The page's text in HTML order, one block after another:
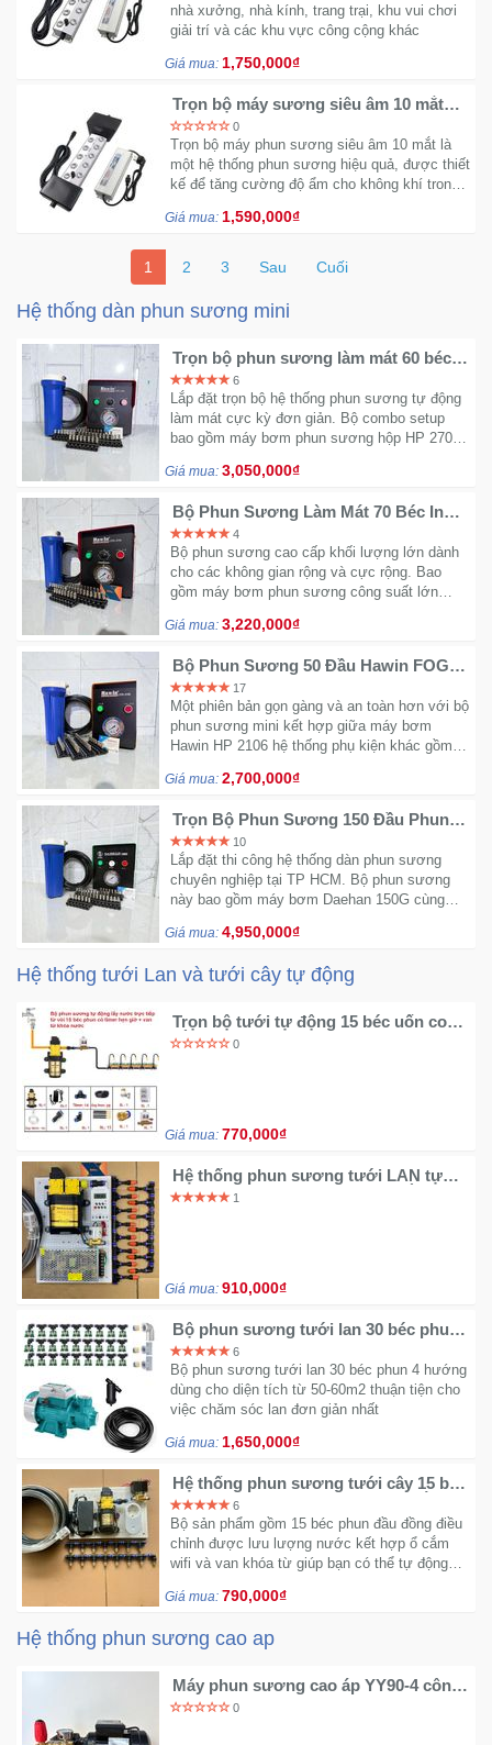
nhà xưởng, nhà kính, trang trại, khu vui chơi
giải trí và các khu vực công cộng khác
Giá mua: 1,750,000₫
Trọn bộ máy sương siêu âm 10 mắt
kèm nguồn và bộ phao
0
Trọn bộ máy phun sương siêu âm 10 mắt là
một hệ thống phun sương hiệu quả, được thiết
kế để tăng cường độ ẩm cho không khí trong
Giá mua: 1,590,000₫
1 2 3 Sau Cuối
Hệ thống dàn phun sương mini
Trọn bộ phun sương làm mát 60 béc
Hawin FOG 2703 - Béc inox chống rỉ
cao cấp
6
Lắp đặt trọn bộ hệ thống phun sương tự động
làm mát cực kỳ đơn giản. Bộ combo setup
bao gồm máy bơm phun sương hộp HP 2703
Giá mua: 3,050,000₫
Bộ Phun Sương Làm Mát 70 Béc Inox
Công Suất Lớn Chính Hãng Làm Mát
Hiệu Quả
4
Bộ phun sương cao cấp khối lượng lớn dành
cho các không gian rộng và cực rộng. Bao
gồm máy bơm phun sương công suất lớn
lọc rác.
Giá mua: 3,220,000₫
Bộ Phun Sương 50 Đầu Hawin FOG
2106 - Trọn Bộ Giá Tốt Làm Mát
Nhanh
17
Một phiên bản gọn gàng và an toàn hơn với bộ
phun sương mini kết hợp giữa máy bơm
Hawin HP 2106 hệ thống phụ kiện khác gồm
Giá mua: 2,700,000₫
Trọn Bộ Phun Sương 150 Đầu Phun
DH150 - Công Suất Lớn Làm Mát Diện
Rộng
10
Lắp đặt thi công hệ thống dàn phun sương
chuyên nghiệp tại TP HCM. Bộ phun sương
này bao gồm máy bơm Daehan 150G cùng
Giá mua: 4,950,000₫
Hệ thống tưới Lan và tưới cây tự động
Trọn bộ tưới tự động 15 béc uốn cong
0
Giá mua: 770,000₫
Hệ thống phun sương tưới LAN tự
động 20 béc 1 hướng nhựa - Bằng
1
Giá mua: 910,000₫
Bộ phun sương tưới lan 30 béc phun
4 hướng bơm 370w
6
Bộ phun sương tưới lan 30 béc phun 4 hướng
dùng cho diện tích từ 50-60m2 thuận tiện cho
việc chăm sóc lan đơn giản nhất
Giá mua: 1,650,000₫
Hệ thống phun sương tưới cây 15 béc
phun 1 hướng đầu đồng - có ổ cắm
wifi
6
Bộ sản phẩm gồm 15 béc phun đầu đồng điều
chỉnh được lưu lượng nước kết hợp ổ cắm
wifi và van khóa từ giúp bạn có thể tự động
lợi.
Giá mua: 790,000₫
Hệ thống phun sương cao ap
Máy phun sương cao áp YY90-4 công
suất 2.2kw động cơ thứ cấp
0